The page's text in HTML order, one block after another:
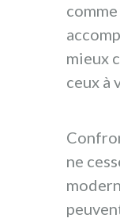
mieux
ceux à
ne